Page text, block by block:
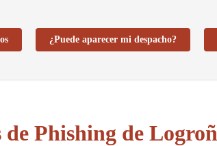
¿Puede aparecer mi despacho?
de Phishing de